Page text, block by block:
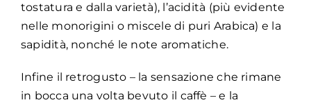
tostatura e dalla varietà), l’acidità (più evidente
nelle monorigini o miscele di puri Arabica) e la
sapidità, nonché le note aromatiche.
Infine il retrogusto – la sensazione che rimane
in bocca una volta bevuto il caffè – e la